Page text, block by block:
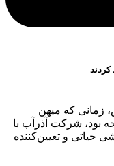
که میهن
بود، شرکت آذرآب با
حیاتی و تعیین‌کننده